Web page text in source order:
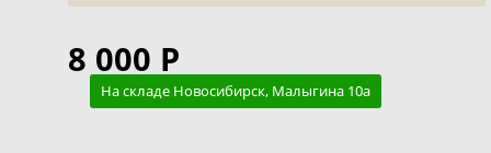
8 000 Р
На складе Новосибирск, Малыгина 10а